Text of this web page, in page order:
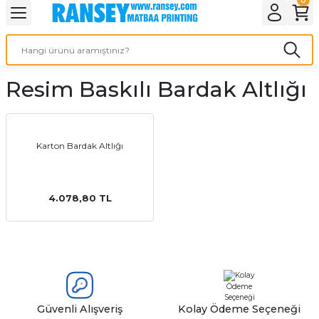
Geri Dön
Geri Dön
Geri Dön
Geri Dön
Ürünleri
Geri Dön
Geri Dön
Geri Dön
Resim Baskılı Bardak Altlığı
Karton Bardak Altlığı
4.078,80 TL
Güvenli Alışveriş Kolay Ödeme Seçeneği